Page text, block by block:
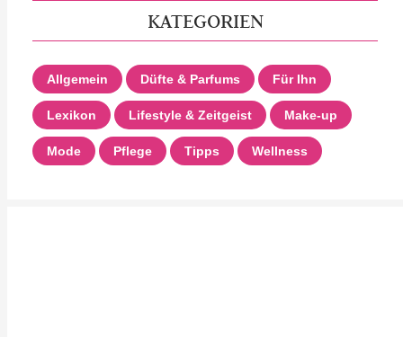
KATEGORIEN
Allgemein Düfte & Parfums Für Ihn
Lexikon Lifestyle & Zeitgeist Make-up
Mode Pflege Tipps Wellness